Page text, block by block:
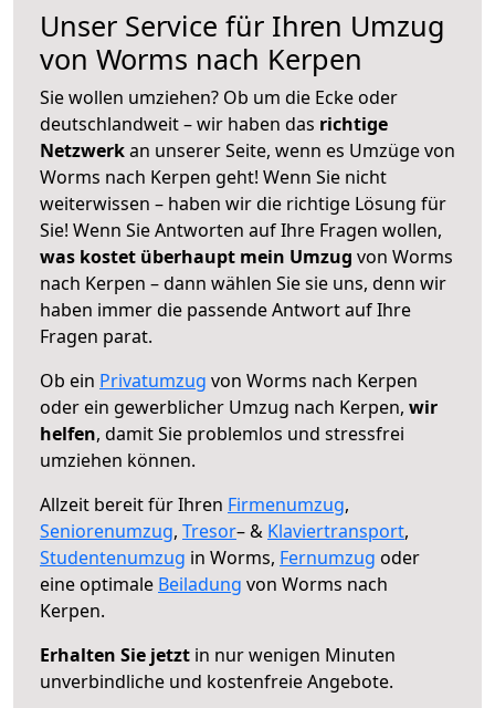
Unser Service für Ihren Umzug
von Worms nach Kerpen
Sie wollen umziehen? Ob um die Ecke oder
deutschlandweit – wir haben das richtige
Netzwerkan unserer Seite, wenn es Umzüge von
Worms nach Kerpen geht! Wenn Sie nicht
weiterwissen – haben wir die richtige Lösung für
Sie! Wenn Sie Antworten auf Ihre Fragen wollen,
was kostet überhaupt mein Umzug von Worms
nach Kerpen – dann wählen Sie sie uns, denn wir
haben immer die passende Antwort auf Ihre
Fragen parat.
Ob ein Privatumzug von Worms nach Kerpen
oder ein gewerblicher Umzug nach Kerpen, wir
helfen, damit Sie problemlos und stressfrei
umziehen können.
Allzeit bereit für Ihren Firmenumzug,
Seniorenumzug, Tresor– & Klaviertransport,
Studentenumzug in Worms, Fernumzug oder
eine optimale Beiladung von Worms nach
Kerpen.
Erhalten Sie jetzt in nur wenigen Minuten
unverbindliche und kostenfreie Angebote.